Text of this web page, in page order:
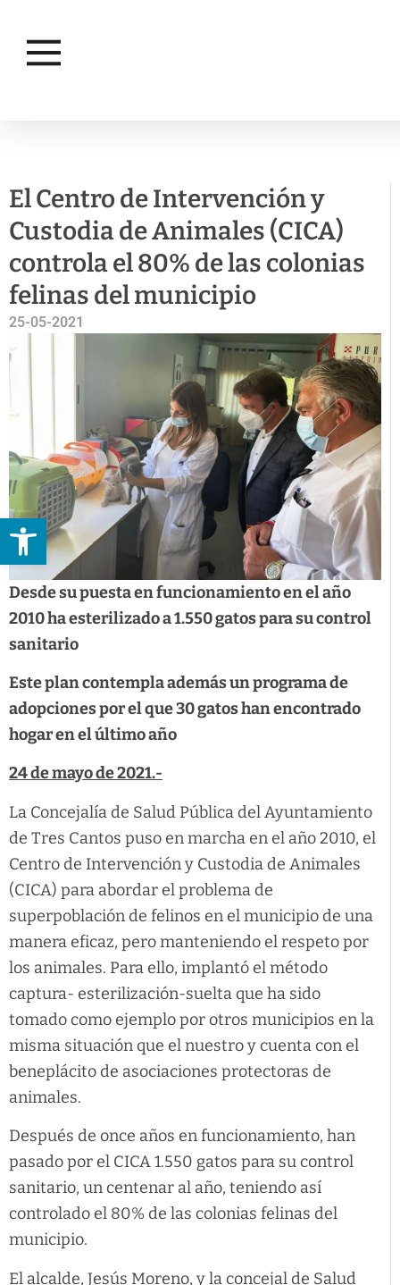
El Centro de Intervención y
Custodia de Animales (CICA)
controla el 80% de las colonias
felinas del municipio
25-05-2021
Desde su puesta en funcionamiento en el año
2010 ha esterilizado a 1.550 gatos para su control
sanitario
Este plan contempla además un programa de
adopciones por el que 30 gatos han encontrado
hogar en el último año
24 de mayo de 2021.-
La Concejalía de Salud Pública del Ayuntamiento
de Tres Cantos puso en marcha en el año 2010, el
Centro de Intervención y Custodia de Animales
(CICA) para abordar el problema de
superpoblación de felinos en el municipio de una
manera eficaz, pero manteniendo el respeto por
los animales. Para ello, implantó el método
captura- esterilización-suelta que ha sido
tomado como ejemplo por otros municipios en la
misma situación que el nuestro y cuenta con el
beneplácito de asociaciones protectoras de
animales.
Después de once años en funcionamiento, han
pasado por el CICA 1.550 gatos para su control
sanitario, un centenar al año, teniendo así
controlado el 80% de las colonias felinas del
municipio.
El alcalde, Jesús Moreno, y la concejal de Salud
Abrir barra de herramientas